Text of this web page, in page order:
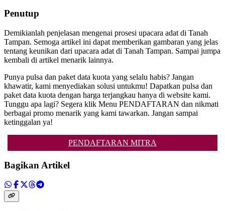
Penutup
Demikianlah penjelasan mengenai prosesi upacara adat di Tanah
Tampan. Semoga artikel ini dapat memberikan gambaran yang jelas
tentang keunikan dari upacara adat di Tanah Tampan. Sampai jumpa
kembali di artikel menarik lainnya.
Punya pulsa dan paket data kuota yang selalu habis? Jangan
khawatir, kami menyediakan solusi untukmu! Dapatkan pulsa dan
paket data kuota dengan harga terjangkau hanya di website kami.
Tunggu apa lagi? Segera klik Menu PENDAFTARAN dan nikmati
berbagai promo menarik yang kami tawarkan. Jangan sampai
ketinggalan ya!
PENDAFTARAN MITRA
Bagikan Artikel